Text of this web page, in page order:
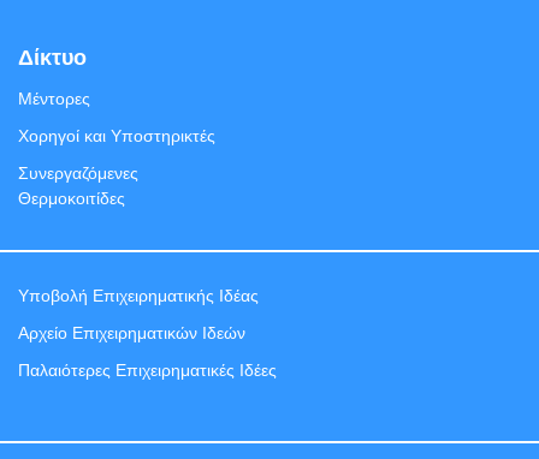
Δίκτυο
Μέντορες
Χορηγοί και Υποστηρικτές
Συνεργαζόμενες
Θερμοκοιτίδες
Υποβολή Eπιχειρηματικής Ιδέας
Αρχείο Επιχειρηματικών Ιδεών
Παλαιότερες Επιχειρηματικές Ιδέες